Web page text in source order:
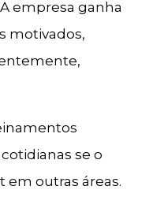
empresa ganha
motivados,
se o
outras áreas.